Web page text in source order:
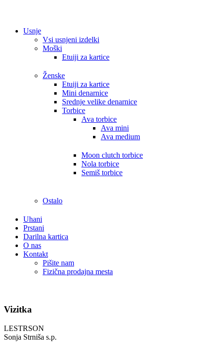
Usnje
Vsi usnjeni izdelki
Moški
Etuiji za kartice
Ženske
Etuiji za kartice
Mini denarnice
Srednje velike denarnice
Torbice
Ava torbice
Ava mini
Ava medium
Moon clutch torbice
Nola torbice
Semiš torbice
Ostalo
Uhani
Prstani
Darilna kartica
O nas
Kontakt
Pišite nam
Fizična prodajna mesta
Vizitka
LESTRSON
Sonja Strniša s.p.